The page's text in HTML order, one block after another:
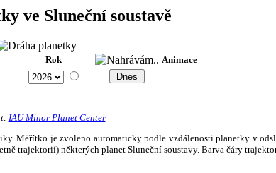
ve Sluneční soustavě
Rok Animace
IAU Minor Planet Center
Měřítko je zvoleno automaticky podle vzdálenosti planetky v
trajektorií) některých planet Sluneční soustavy. Barva čáry